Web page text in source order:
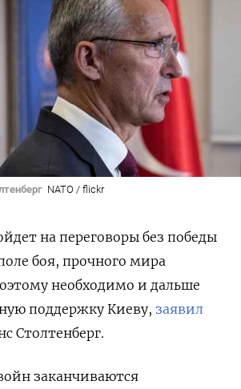
NATO / flickr
на переговоры без победы
боя, прочного мира
необходимо и дальше
поддержку Киеву, заявил
Столтенберг.
заканчиваются